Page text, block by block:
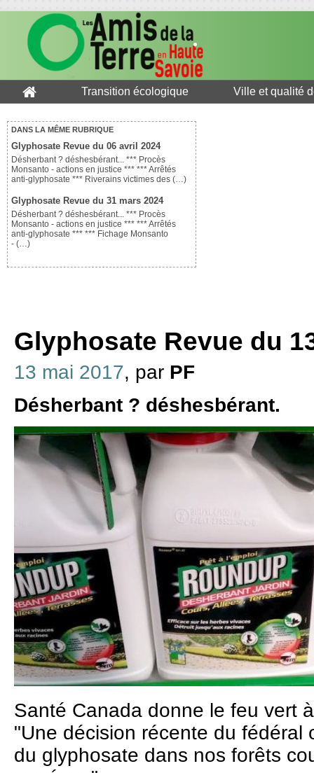
Transition écologique Ville et qualité
DANS LA MÊME RUBRIQUE
Glyphosate Revue du 06 avril 2024
Désherbant ? déshesbérant... *** Procès
Monsanto - actions en justice *** *** Arrêtés
anti-glyphosate *** Riverains victimes des (…)
Glyphosate Revue du 31 mars 2024
Désherbant ? déshesbérant... *** Procès
Monsanto - actions en justice *** *** Arrêtés
anti-glyphosate *** *** Fichage Monsanto
- (…)
Glyphosate Revue du
13 mai 2017, par PF
Désherbant ? déshesbérant.
Santé Canada donne le feu vert
"Une décision récente du fédéral
du glyphosate dans nos forêts